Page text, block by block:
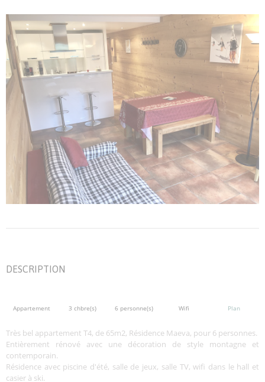
DESCRIPTION
Appartement 3 chbre(s) 6 personne(s) Wifi Plan
Très bel appartement T4, de 65m2, Résidence Maeva, pour 6 personnes.
Entièrement rénové avec une décoration de style montagne et
contemporain.
Résidence avec piscine d'été, salle de jeux, salle TV, wifi dans le hall et
casier à ski.